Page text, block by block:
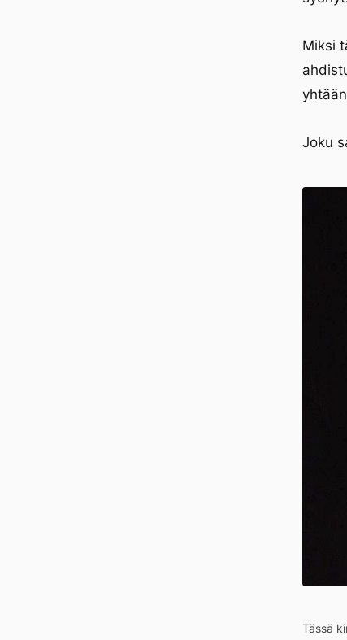
Miksi
Joku
Tässä